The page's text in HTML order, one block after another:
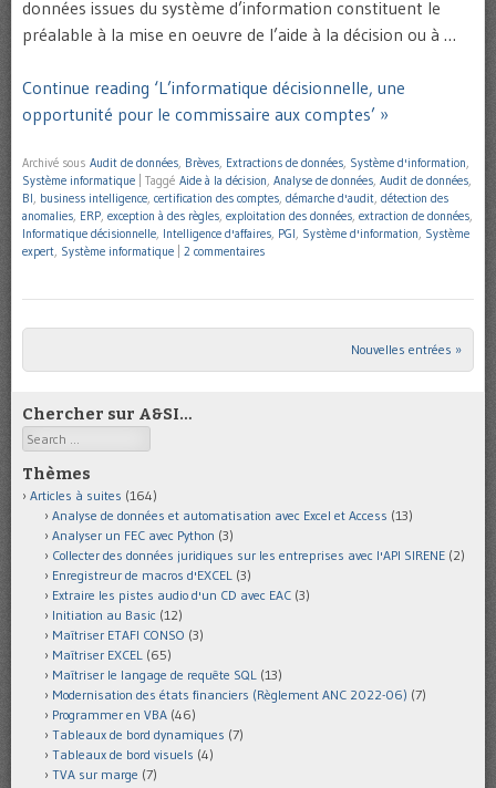
données issues du système d’information constituent le
préalable à la mise en oeuvre de l’aide à la décision ou à …
Continue reading ‘L’informatique décisionnelle, une
opportunité pour le commissaire aux comptes’ »
Archivé sous Audit de données Brèves Extractions de données Système d'information
Système informatique
Taggé Aide à la décision Analyse de données Audit de données
BI business intelligence certification des comptes démarche d'audit détection des
anomalies ERP exception à des règles exploitation des données extraction de données
Informatique décisionnelle Intelligence d'affaires PGI Système d'information Système
expert Système informatique 2 commentaires
Nouvelles entrées »
Chercher sur A&SI…
Search
Thèmes
Articles à suites (164)
Analyse de données et automatisation avec Excel et Access (13)
Analyser un FEC avec Python (3)
Collecter des données juridiques sur les entreprises avec l'API SIRENE (2)
Enregistreur de macros d'EXCEL (3)
Extraire les pistes audio d'un CD avec EAC (3)
Initiation au Basic (12)
Maîtriser ETAFI CONSO (3)
Maîtriser EXCEL (65)
Maîtriser le langage de requête SQL (13)
Modernisation des états financiers (Règlement ANC 2022-06) (7)
Programmer en VBA (46)
Tableaux de bord dynamiques (7)
Tableaux de bord visuels (4)
TVA sur marge (7)